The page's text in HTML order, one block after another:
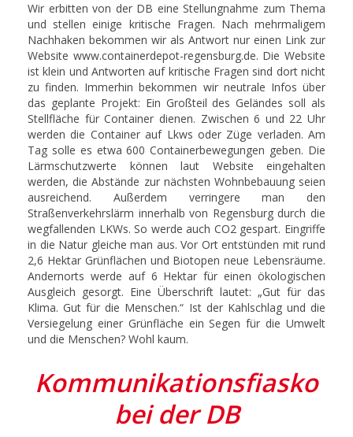
Wir erbitten von der DB eine Stellungnahme zum Thema
und stellen einige kritische Fragen. Nach mehrmaligem
Nachhaken bekommen wir als Antwort nur einen Link zur
Website www.containerdepot-regensburg.de. Die Website
ist klein und Antworten auf kritische Fragen sind dort nicht
zu finden. Immerhin bekommen wir neutrale Infos über
das geplante Projekt: Ein Großteil des Geländes soll als
Stellfläche für Container dienen. Zwischen 6 und 22 Uhr
werden die Container auf Lkws oder Züge verladen. Am
Tag solle es etwa 600 Containerbewegungen geben. Die
Lärmschutzwerte können laut Website eingehalten
werden, die Abstände zur nächsten Wohnbebauung seien
ausreichend. Außerdem verringere man den
Straßenverkehrslärm innerhalb von Regensburg durch die
wegfallenden LKWs. So werde auch CO2 gespart. Eingriffe
in die Natur gleiche man aus. Vor Ort entstünden mit rund
2,6 Hektar Grünflächen und Biotopen neue Lebensräume.
Andernorts werde auf 6 Hektar für einen ökologischen
Ausgleich gesorgt. Eine Überschrift lautet: „Gut für das
Klima. Gut für die Menschen.“ Ist der Kahlschlag und die
Versiegelung einer Grünfläche ein Segen für die Umwelt
und die Menschen? Wohl kaum.
Kommunikationsfiasko
bei der DB